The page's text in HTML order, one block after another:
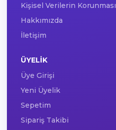
Kişisel Verilerin Korunması
Hakkımızda
İletişim
ÜYELIK
Üye Girişi
Yeni Üyelik
Sepetim
Sipariş Takibi